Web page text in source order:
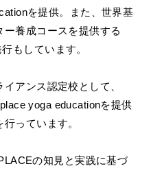
を提供。また、世界基
養成コースを提供する
もしています。
アンス認定校として、
yoga educationを提供
っています。
の知見と実践に基づ